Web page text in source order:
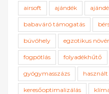
airsoft ajándék
babaváró támogatás
búvóhely egzotikus
fogpótlás folyadékhűtő
gyógymasszázs
keresőoptimalizálás